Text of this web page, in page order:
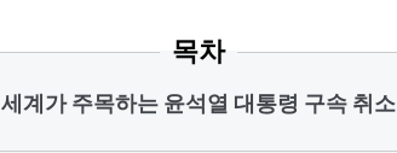
목차
세계가 주목하는 윤석열 대통령 구속 취소